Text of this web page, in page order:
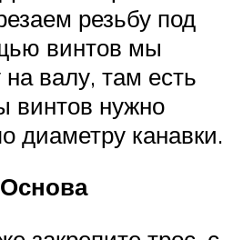
резьбу под
винтов мы
валу, там есть
винтов нужно
диаметру канавки.